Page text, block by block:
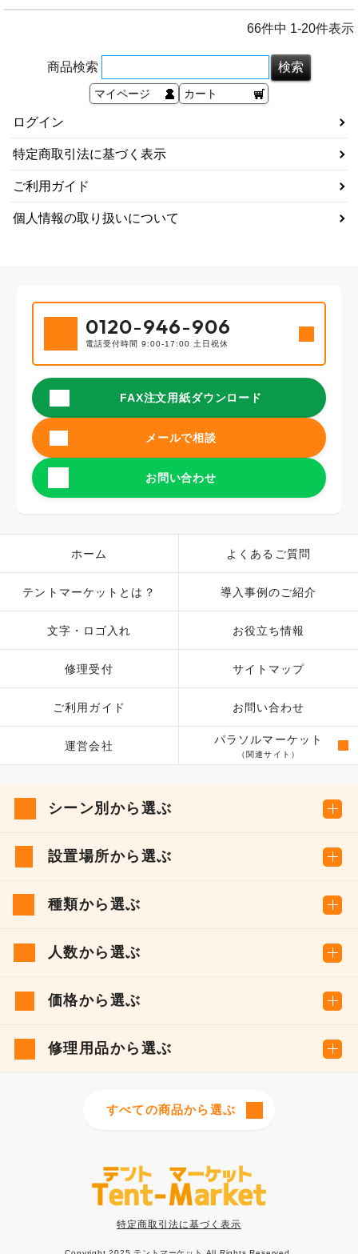
66件中 1-20件表示
商品検索
マイページ カート
ログイン
特定商取引法に基づく表示
ご利用ガイド
個人情報の取り扱いについて
0120-946-906
電話受付時間 9:00-17:00 土日祝休
FAX注文用紙ダウンロード
メールで相談
お問い合わせ
ホーム
テントマーケットとは？
文字・ロゴ入れ
修理受付
ご利用ガイド
運営会社
よくあるご質問
導入事例のご紹介
お役立ち情報
サイトマップ
お問い合わせ
パラソルマーケット
（関連サイト）
シーン別から選ぶ
設置場所から選ぶ
種類から選ぶ
人数から選ぶ
価格から選ぶ
修理用品から選ぶ
すべての商品から選ぶ
特定商取引法に基づく表示